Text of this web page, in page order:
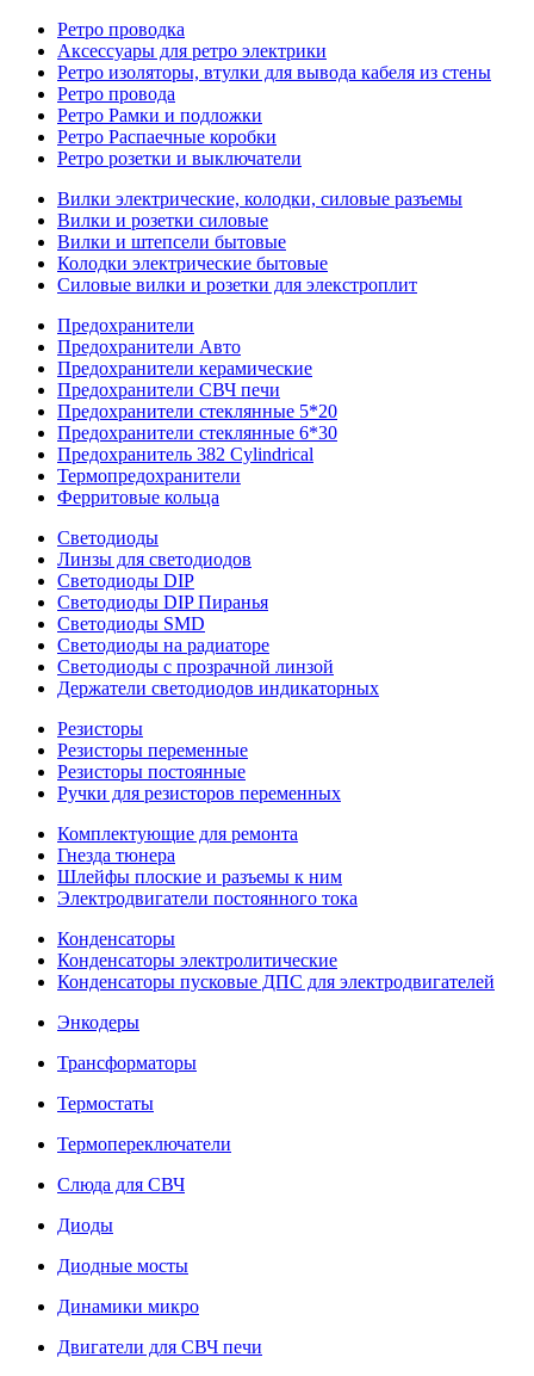
Ретро проводка
Аксессуары для ретро электрики
Ретро изоляторы, втулки для вывода кабеля из стены
Ретро провода
Ретро Рамки и подложки
Ретро Распаечные коробки
Ретро розетки и выключатели
Вилки электрические, колодки, силовые разъемы
Вилки и розетки силовые
Вилки и штепсели бытовые
Колодки электрические бытовые
Силовые вилки и розетки для элекстроплит
Предохранители
Предохранители Авто
Предохранители керамические
Предохранители СВЧ печи
Предохранители стеклянные 5*20
Предохранители стеклянные 6*30
Предохранитель 382 Cylindrical
Термопредохранители
Ферритовые кольца
Светодиоды
Линзы для светодиодов
Светодиоды DIP
Светодиоды DIP Пиранья
Светодиоды SMD
Светодиоды на радиаторе
Светодиоды с прозрачной линзой
Держатели светодиодов индикаторных
Резисторы
Резисторы переменные
Резисторы постоянные
Ручки для резисторов переменных
Комплектующие для ремонта
Гнезда тюнера
Шлейфы плоские и разъемы к ним
Электродвигатели постоянного тока
Конденсаторы
Конденсаторы электролитические
Конденсаторы пусковые ДПС для электродвигателей
Энкодеры
Трансформаторы
Термостаты
Термопереключатели
Слюда для СВЧ
Диоды
Диодные мосты
Динамики микро
Двигатели для СВЧ печи